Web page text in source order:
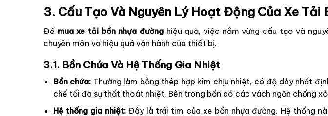
3. Cấu Tạo Và Nguyên Lý Hoạt Động Của Xe Tải
Để mua xe tải bồn nhựa đườnghiệu quả, việc nắm vững cấu tạo và
chuyên môn và hiệu quả vận hành của thiết bị.
3.1. Bồn Chứa Và Hệ Thống Gia Nhiệt
Bồn chứa: Thường làm bằng thép hợp kim chịu nhiệt, có độ dày nhất
chế tối đa sự thất thoát nhiệt. Bên trong bồn có các vách ngăn chống
Hệ thống gia nhiệt:Đây là trái tim của xe bồn nhựa đường. Hệ thống